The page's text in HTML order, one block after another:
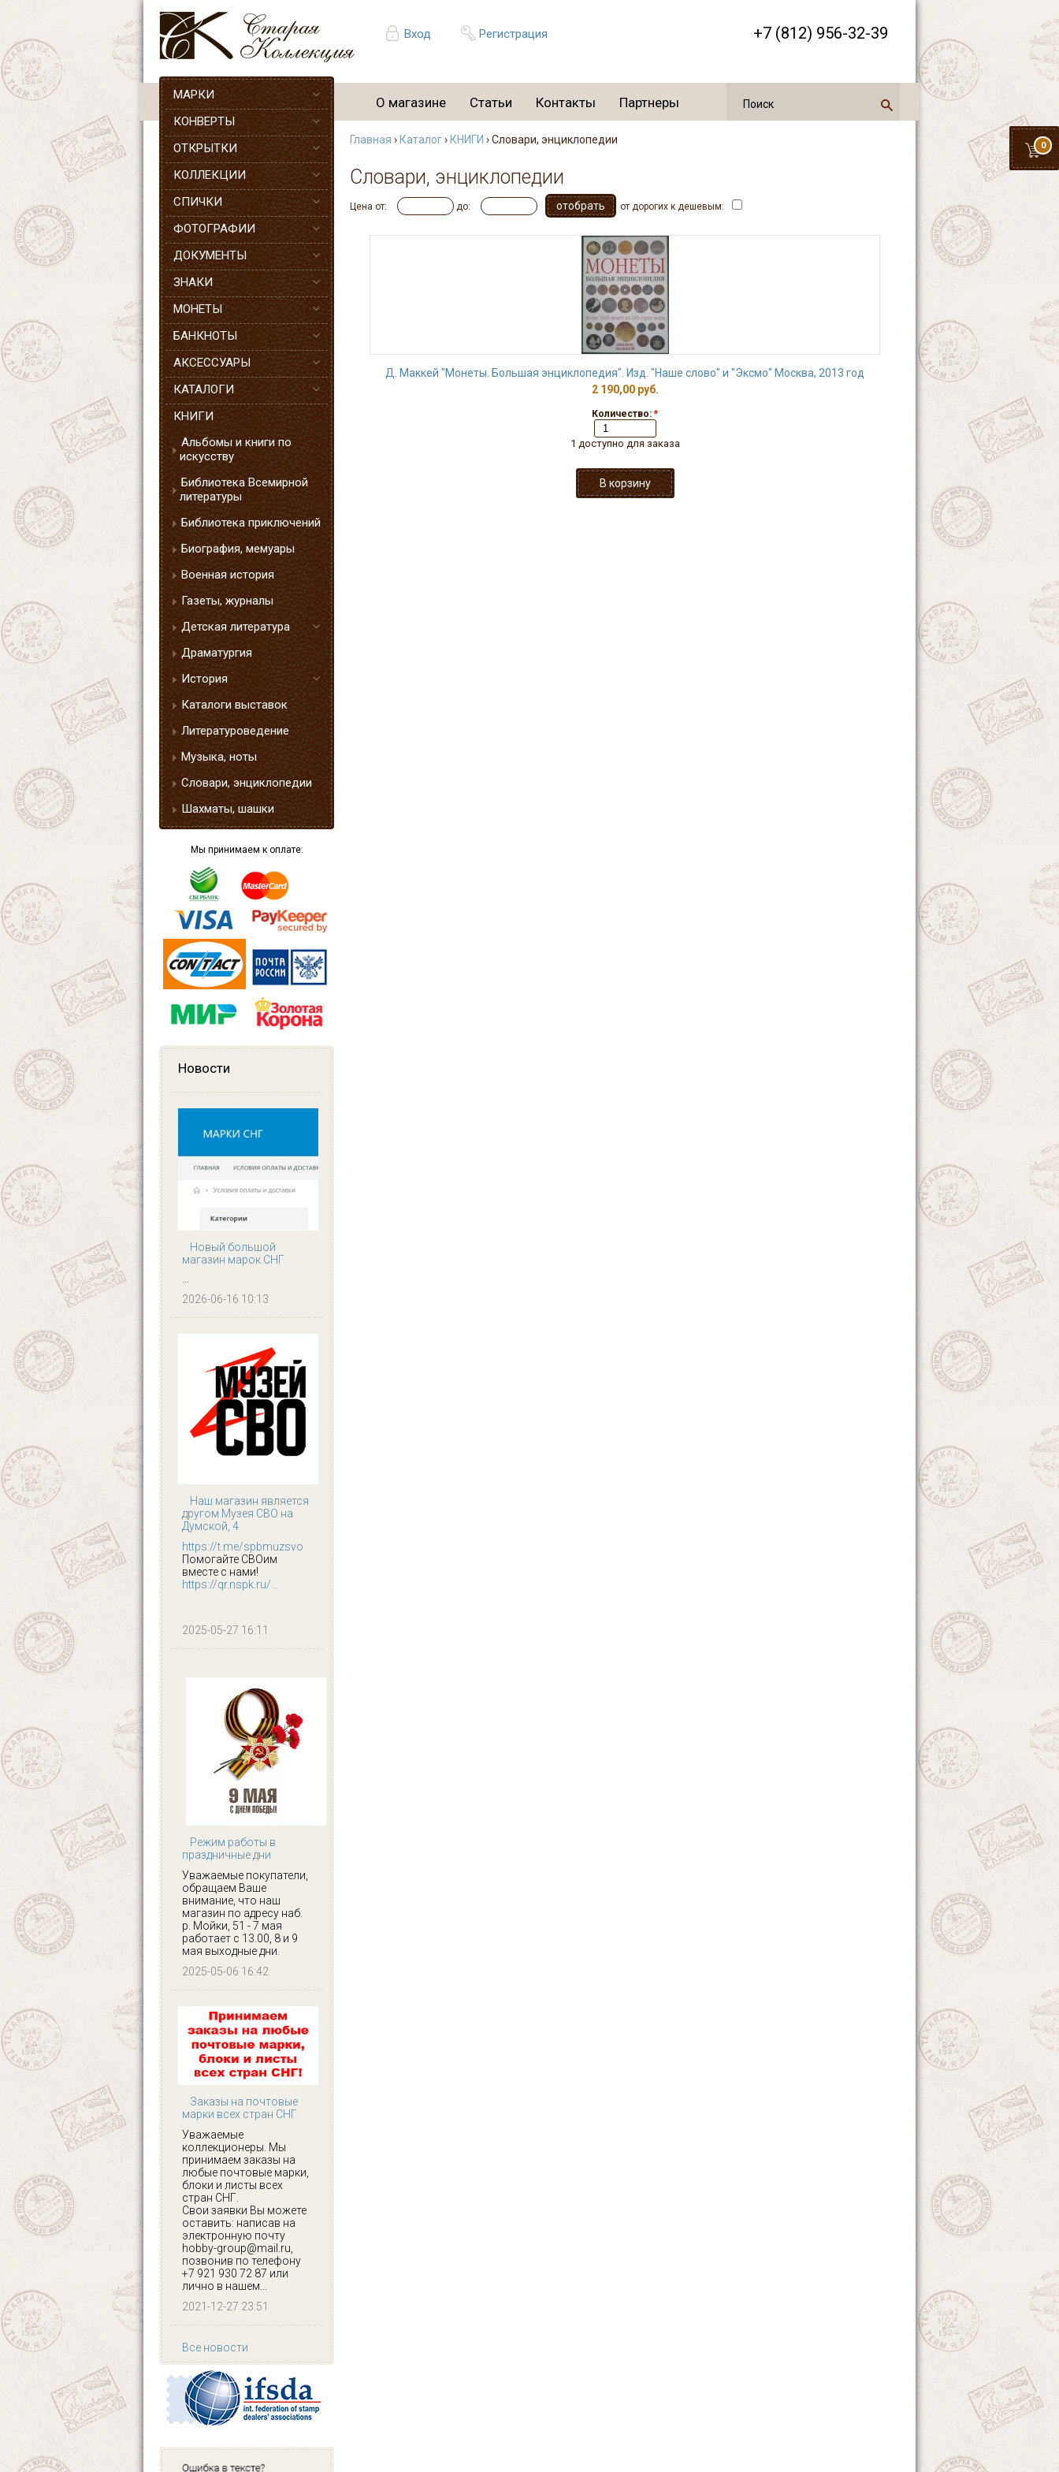
Вход Регистрация +7 (812) 956-32-39
0
О магазине Статьи Контакты Партнеры
МАРКИ
КОНВЕРТЫ
ОТКРЫТКИ
КОЛЛЕКЦИИ
СПИЧКИ
ФОТОГРАФИИ
ДОКУМЕНТЫ
ЗНАКИ
МОНЕТЫ
БАНКНОТЫ
АКСЕССУАРЫ
КАТАЛОГИ
КНИГИ
Альбомы и книги по
искусству
Библиотека Всемирной
литературы
Библиотека приключений
Биография, мемуары
Военная история
Газеты, журналы
Детская литература
Драматургия
История
Каталоги выставок
Литературоведение
Музыка, ноты
Словари, энциклопедии
Шахматы, шашки
Мы принимаем к оплате:
Новости
Новый большой
магазин марок СНГ
...
2026-06-16 10:13
Наш магазин является
другом Музея СВО на
Думской, 4
https://t.me/spbmuzsvo
Помогайте СВОим
вместе с нами!
https://qr.nspk.ru/...
2025-05-27 16:11
Режим работы в
праздничные дни
Уважаемые покупатели,
обращаем Ваше
внимание, что наш
магазин по адресу наб.
р. Мойки, 51 - 7 мая
работает с 13.00, 8 и 9
мая выходные дни.
2025-05-06 16:42
Заказы на почтовые
марки всех стран СНГ
Уважаемые
коллекционеры. Мы
принимаем заказы на
любые почтовые марки,
блоки и листы всех
стран СНГ.
Свои заявки Вы можете
оставить: написав на
электронную почту
hobby-group@mail.ru,
позвонив по телефону
+7 921 930 72 87 или
лично в нашем...
2021-12-27 23:51
Все новости
Главная › Каталог› КНИГИ › Словари, энциклопедии
Словари, энциклопедии
Цена от: до: от дорогих к дешевым:
Д. Маккей "Монеты. Большая энциклопедия". Изд. "Наше слово" и "Эксмо" Москва, 2013 год
2 190,00 руб.
Количество: *
1 доступно для заказа